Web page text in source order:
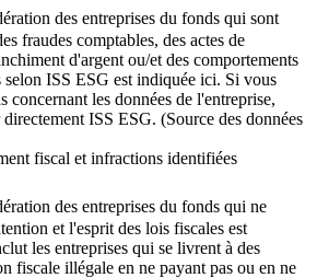
des entreprises du fonds qui sont
fraudes comptables, des actes de
d'argent ou/et des comportements
selon ISS ESG est indiquée ici. Si vous
concernant les données de l'entreprise,
ISS ESG. (Source des données
fiscal et infractions identifiées
des entreprises du fonds qui ne
et l'esprit des lois fiscales est
les entreprises qui se livrent à des
fiscale illégale en ne payant pas ou en ne